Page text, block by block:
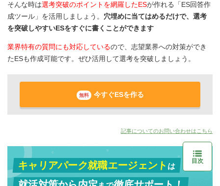
そんな時は選考突破のポイントを網羅したESが作れる「ES回答作
成ツール」を活用しましょう。 穴埋めに当てはめるだけで、選考
を突破しやすいESをすぐに書くことができます
業界特有の質問にも対応しているので、志望業界への対策ができ
たESも作成可能です。ぜひ活用して選考を突破しましょう。
無料 今すぐESを作る
記事についてのお問い合わせはこちら
キャリアパーク就職エージェントは
目次